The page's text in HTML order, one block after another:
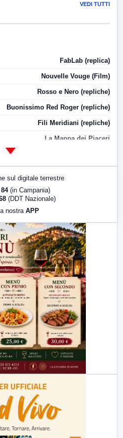
VEDI TUTTI
FabLab (replica)
Nouvelle Vouge (Film)
Rosso e Nero (repliche)
Buonissimo Red Roger (repliche)
Fili Meridiani (repliche)
La Mappa dei Piaceri
LabNews (replica)
sul digitale terrestre
(in Campania)
(DDT Nazionale)
nostra APP